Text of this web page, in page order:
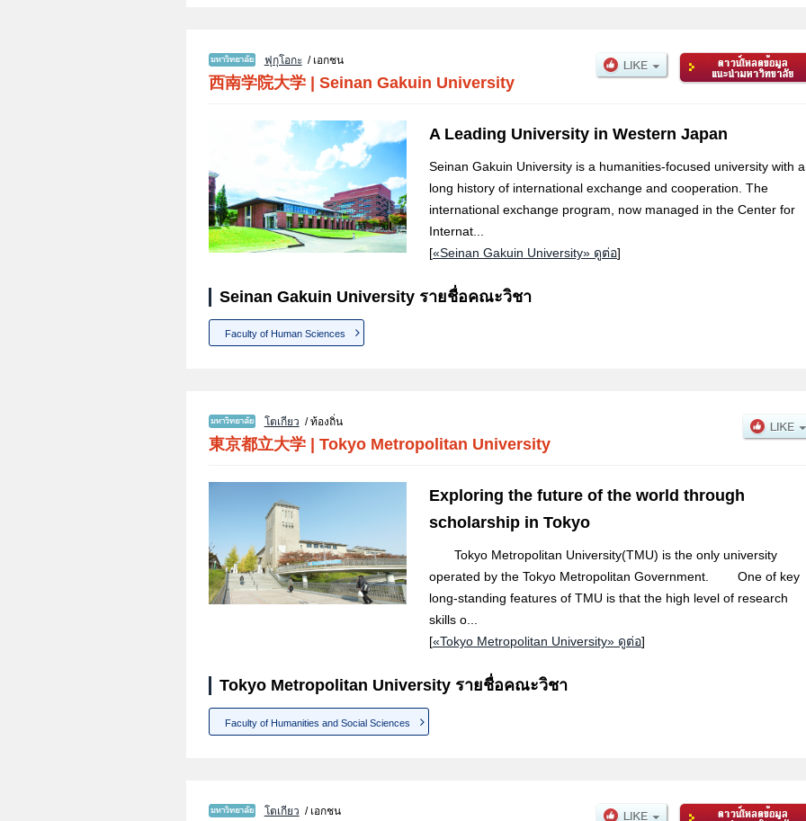
ฟุกุโอกะ/ เอกชน
西南学院大学 Seinan Gakuin University
A Leading University in Western Japan
Seinan Gakuin University is a humanities-focused university with a
long history of international exchange and cooperation. The
international exchange program, now managed in the Center for
Internat...
[«Seinan Gakuin University» ดูต่อ]
Seinan Gakuin University รายชื่อคณะวิชา
Faculty of Human Sciences
โตเกียว / ท้องถิ่น
東京都立大学 Tokyo Metropolitan University
Exploring the future of the world through
scholarship in Tokyo
Tokyo Metropolitan University(TMU) is the only university
operated by the Tokyo Metropolitan Government. One of key
long-standing features of TMU is that the high level of research
skills o...
[«Tokyo Metropolitan University» ดูต่อ]
Tokyo Metropolitan University รายชื่อคณะวิชา
Faculty of Humanities and Social Sciences
โตเกียว / เอกชน